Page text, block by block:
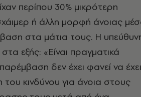
περίπου 30% μικρότερη
ή άλλη μορφή άνοιας
στα μάτια τους. Η
εξής: «Είναι πραγματικά
δεν έχει φανεί να έχει
κινδύνου για άνοια στους